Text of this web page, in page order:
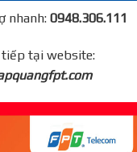
nhanh: 0948.306.111
tại website: